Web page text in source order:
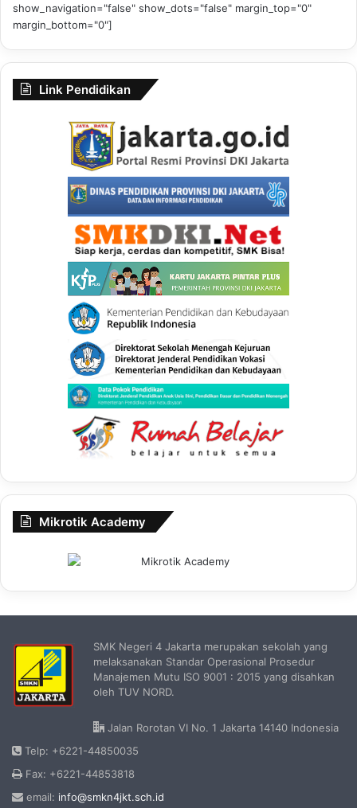
show_navigation="false" show_dots="false" margin_top="0"
margin_bottom="0"]
Link Pendidikan
Mikrotik Academy
SMK Negeri 4 Jakarta merupakan sekolah yang
melaksanakan Standar Operasional Prosedur
Manajemen Mutu ISO 9001 : 2015 yang disahkan
oleh TUV NORD.
Jalan Rorotan VI No. 1 Jakarta 14140 Indonesia
Telp: +6221-44850035
Fax: +6221-44853818
email: info@smkn4jkt.sch.id